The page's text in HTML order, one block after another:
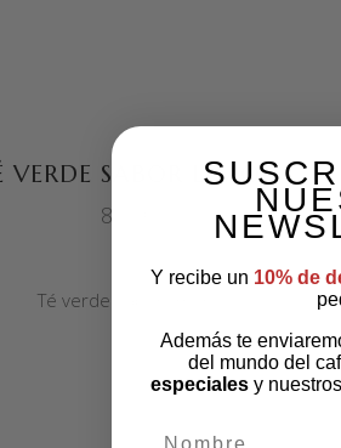
AÑADIR AL CARRITO
VERDE SABOR LIMÓN
8,00
Té verde sabor limón.
Y recibe un 10% de
Además te
del mundo del
especialesy nuestros